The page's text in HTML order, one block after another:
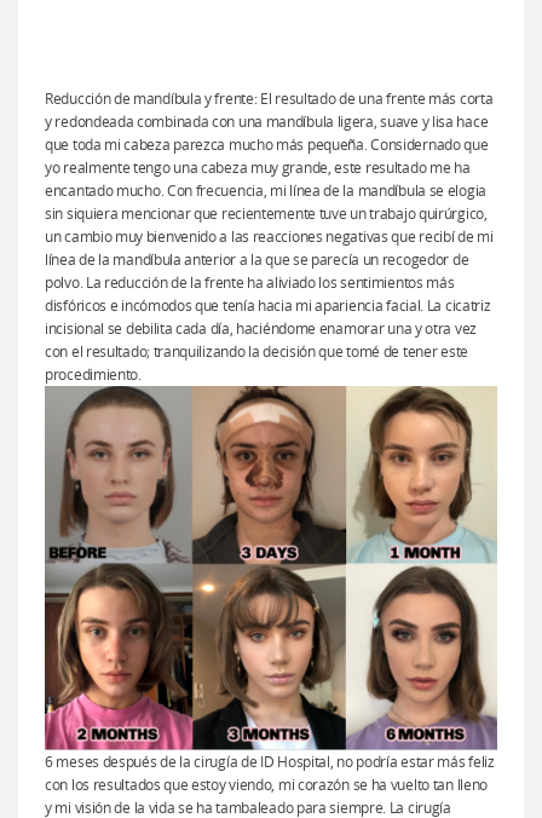
Reducción de mandíbula y frente: El resultado de una frente más corta
y redondeada combinada con una mandíbula ligera, suave y lisa hace
que toda mi cabeza parezca mucho más pequeña. Considernado que
yo realmente tengo una cabeza muy grande, este resultado me ha
encantado mucho. Con frecuencia, mi línea de la mandíbula se elogia
sin siquiera mencionar que recientemente tuve un trabajo quirúrgico,
un cambio muy bienvenido a las reacciones negativas que recibí de mi
línea de la mandíbula anterior a la que se parecía un recogedor de
polvo. La reducción de la frente ha aliviado los sentimientos más
disfóricos e incómodos que tenía hacia mi apariencia facial. La cicatriz
incisional se debilita cada día, haciéndome enamorar una y otra vez
con el resultado; tranquilizando la decisión que tomé de tener este
procedimiento.
6 meses después de la cirugía de ID Hospital, no podría estar más feliz
con los resultados que estoy viendo, mi corazón se ha vuelto tan lleno
y mi visión de la vida se ha tambaleado para siempre. La cirugía